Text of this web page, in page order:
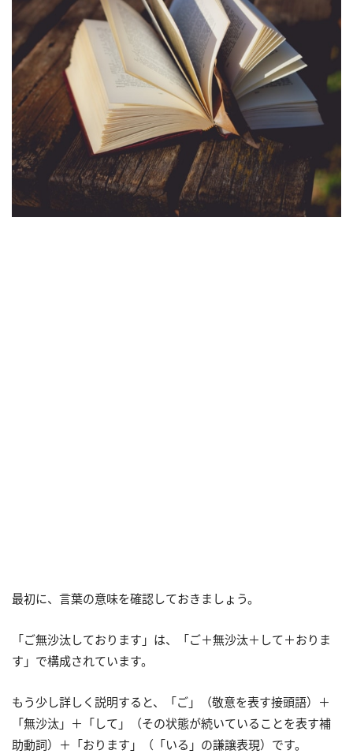
最初に、言葉の意味を確認しておきましょう。
「ご無沙汰しております」は、「ご＋無沙汰＋して＋おりま
す」で構成されています。
もう少し詳しく説明すると、「ご」（敬意を表す接頭語）＋
「無沙汰」＋「して」（その状態が続いていることを表す補
助動詞）＋「おります」（「いる」の謙譲表現）です。